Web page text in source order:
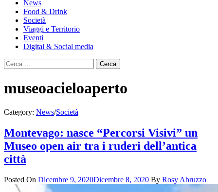
News
Food & Drink
Società
Viaggi e Territorio
Eventi
Digital & Social media
Ricerca
per:
museoacieloaperto
Category: News/Società
Montevago: nasce “Percorsi Visivi” un
Museo open air tra i ruderi dell’antica
città
Posted On Dicembre 9, 2020Dicembre 8, 2020 By Rosy Abruzzo